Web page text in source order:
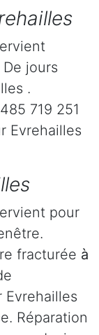
jours
.
719 251
Evrehailles
pour
fracturée à
Réparation